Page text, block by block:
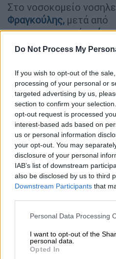
Do Not Process My
If you wish to opt-out of the
processing of your personal or
targeted advertising by us,
section to confirm your
opt-out request is processed
interest-based ads based on
us or personal information
your opt-out. You may
disclosure of your personal
IAB’s list of downstream
also be disclosed by us to third
Downstream Participants that
Please note that this website/
not limited to your visit or usage
grant or deny consent to
use your data for below
Personal Data Processing
I want to opt-out of the
personal data.
Opted In
Στο νοσοκομείο
Φραγκούλης, μετά από
αυτοκινητιστικό
ενεπλάκη με
ΔΙΑΒΑΣΤΕ ΕΠΙΣΗΣ
Μουσική|07.06.2024
Anohni: Η μουσική
ίππος» για τη
και μιας ισότιμης
Μάλιστα, λόγω της
στις 10 Ιουνίου στο
αναβάλλεται, όπως
παραγωγής.